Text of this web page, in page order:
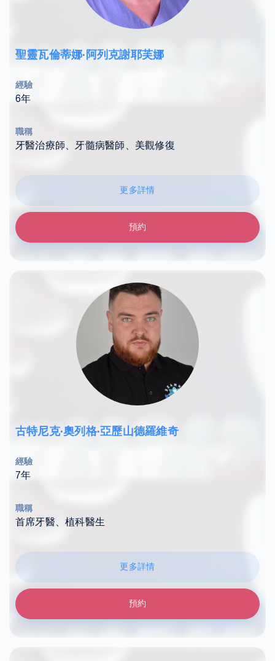
聖靈瓦倫蒂娜·阿列克謝耶芙娜
經驗
6年
職稱
牙醫治療師、牙髓病醫師、美觀修復
更多詳情
預約
古特尼克·奧列格·亞歷山德羅維奇
經驗
7年
職稱
首席牙醫、植科醫生
更多詳情
預約